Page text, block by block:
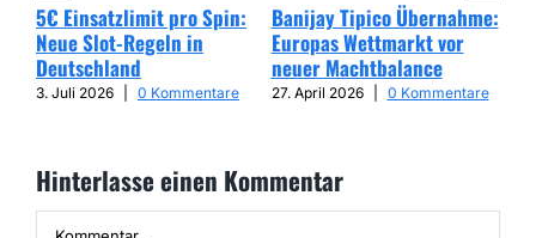
5€ Einsatzlimit pro Spin:
Neue Slot-Regeln in
Deutschland
3. Juli 2026 0 Kommentare
Banijay Tipico Übernahme:
Europas Wettmarkt vor
neuer Machtbalance
27. April 2026 0 Kommentare
Hinterlasse einen Kommentar